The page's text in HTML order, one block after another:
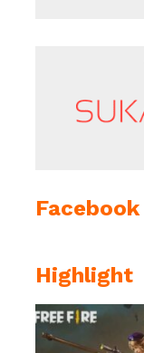
Facebook
Highlight